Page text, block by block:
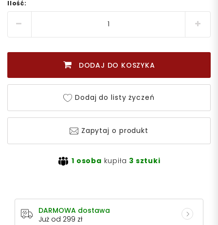
Ilość:
DODAJ DO KOSZYKA
Dodaj do listy życzeń
Zapytaj o produkt
1 osoba kupiła 3 sztuki
DARMOWA dostawa
Już od 299 zł